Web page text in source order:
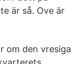
är så. Ove är
om den vresiga